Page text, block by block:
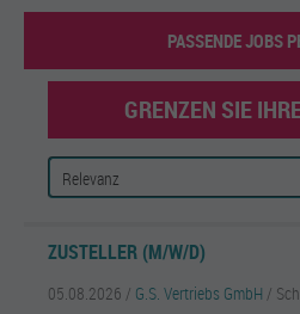
PASSENDE JOBS
GRENZEN SIE
ZUSTELLER (M/W/D)
05.08.2026 / G.S. Vertriebs GmbH /